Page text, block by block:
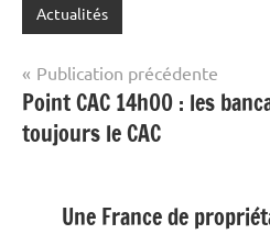
Actualités
Navigation
de
l’article
Publication précédente
Point CAC 14h00 : les
toujours le CAC
Une France de